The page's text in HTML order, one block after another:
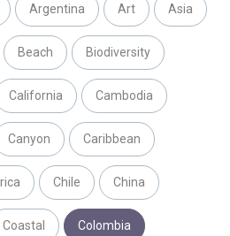
Argentina Art Asia
Beach Biodiversity
California Cambodia
Canyon Caribbean
Chile China
Coastal Colombia